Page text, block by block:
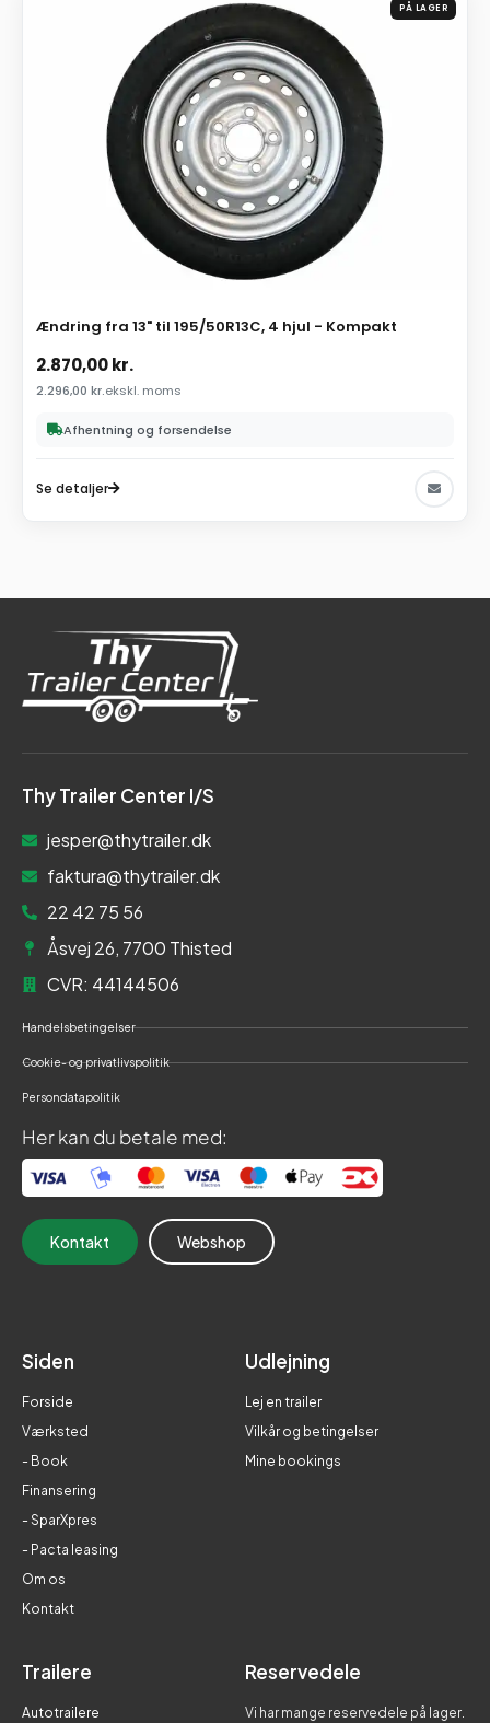
PÅ LAGER
Ændring fra 13" til 195/50R13C, 4 hjul - Kompakt
2.870,00kr.
2.296,00 kr.ekskl. moms
Afhentning og forsendelse
Se detaljer
Thy Trailer Center I/S
jesper@thytrailer.dk
faktura@thytrailer.dk
22 42 75 56
Åsvej 26, 7700 Thisted
CVR: 44144506
Handelsbetingelser
Cookie- og privatlivspolitik
Persondatapolitik
Her kan du betale med:
Kontakt Webshop
Siden
Forside
Værksted
- Book
Finansering
- SparXpres
- Pacta leasing
Om os
Kontakt
Udlejning
Lej en trailer
Vilkår og betingelser
Mine bookings
Trailere
Autotrailere
Reservedele
Vi har mange reservedele på lager.